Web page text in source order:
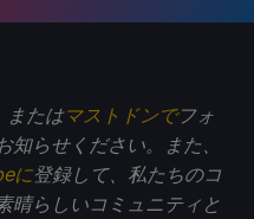
またはマストドンでフォ
らせください。また、
に登録して、私たちのコ
晴らしいコミュニティと